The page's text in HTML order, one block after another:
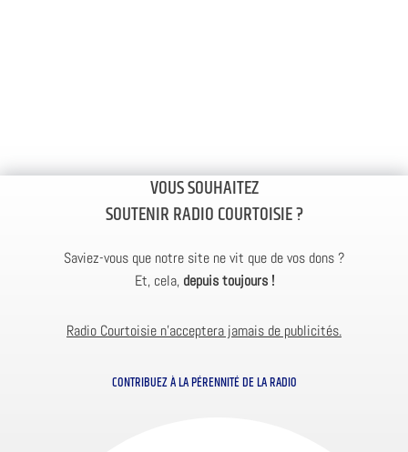
VOUS SOUHAITEZ
SOUTENIR RADIO COURTOISIE ?
Saviez-vous que notre site ne vit que de vos dons ?
Et, cela, depuis toujours !
Radio Courtoisie n’acceptera jamais de publicités.
CONTRIBUEZ À LA PÉRENNITÉ DE LA RADIO